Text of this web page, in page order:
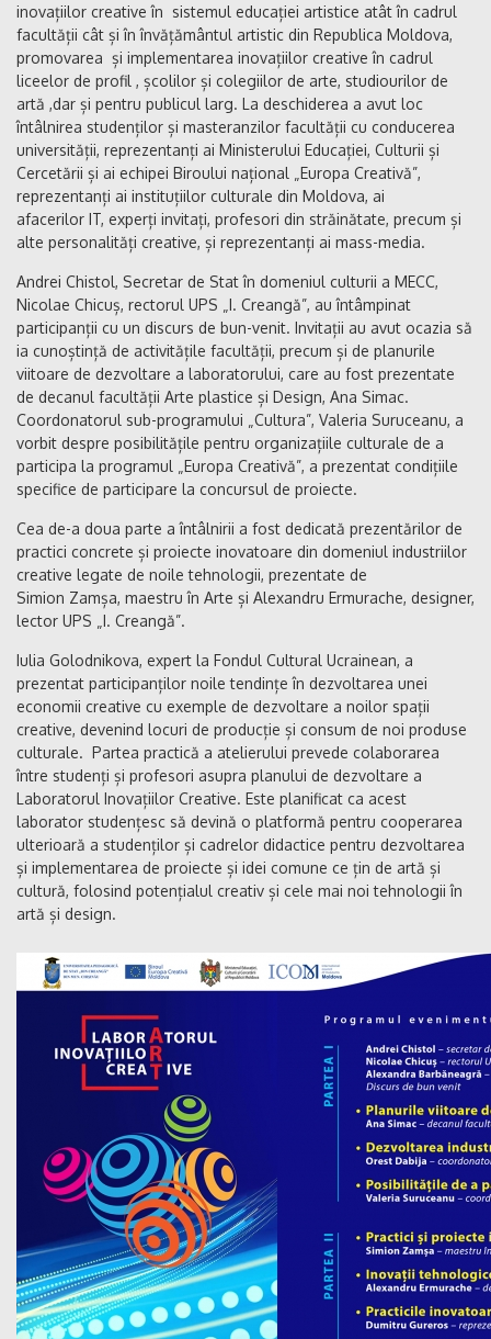
inovațiilor creative în sistemul educației artistice atât în cadrul
facultății cât și în învățământul artistic din Republica Moldova,
promovarea și implementarea inovațiilor creative în cadrul
liceelor de profil , școlilor și colegiilor de arte, studiourilor de
artă ,dar și pentru publicul larg. La deschiderea a avut loc
întâlnirea studenților și masteranzilor facultății cu conducerea
universității, reprezentanți ai Ministerului Educației, Culturii și
Cercetării și ai echipei Biroului național „Europa Creativă”,
reprezentanți ai instituțiilor culturale din Moldova, ai
afacerilor IT, experți invitați, profesori din străinătate, precum și
alte personalități creative, și reprezentanți ai mass-media.
Andrei Chistol, Secretar de Stat în domeniul culturii a MECC,
Nicolae Chicuș, rectorul UPS „I. Creangă”, au întâmpinat
participanții cu un discurs de bun-venit. Invitații au avut ocazia să
ia cunoștință de activitățile facultății, precum și de planurile
viitoare de dezvoltare a laboratorului, care au fost prezentate
de decanul facultății Arte plastice și Design, Ana Simac.
Coordonatorul sub-programului „Cultura”, Valeria Suruceanu, a
vorbit despre posibilitățile pentru organizațiile culturale de a
participa la programul „Europa Creativă”, a prezentat condițiile
specifice de participare la concursul de proiecte.
Cea de-a doua parte a întâlnirii a fost dedicată prezentărilor de
practici concrete și proiecte inovatoare din domeniul industriilor
creative legate de noile tehnologii, prezentate de
Simion Zamșa, maestru în Arte și Alexandru Ermurache, designer,
lector UPS „I. Creangă”.
Iulia Golodnikova, expert la Fondul Cultural Ucrainean, a
prezentat participanților noile tendințe în dezvoltarea unei
economii creative cu exemple de dezvoltare a noilor spații
creative, devenind locuri de producție și consum de noi produse
culturale. Partea practică a atelierului prevede colaborarea
între studenți și profesori asupra planului de dezvoltare a
Laboratorul Inovațiilor Creative. Este planificat ca acest
laborator studențesc să devină o platformă pentru cooperarea
ulterioară a studenților și cadrelor didactice pentru dezvoltarea
și implementarea de proiecte și idei comune ce țin de artă și
cultură, folosind potențialul creativ și cele mai noi tehnologii în
artă și design.